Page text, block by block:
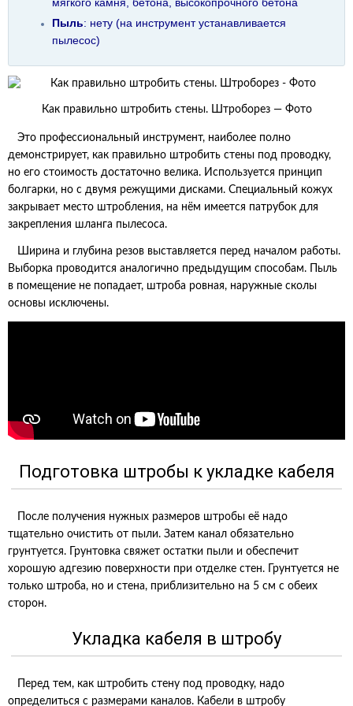
Пыль: нету (на инструмент устанавливается
пылесос)
Как правильно штробить стены. Штроборез — Фото
Это профессиональный инструмент, наиболее полно
демонстрирует, как правильно штробить стены под проводку,
но его стоимость достаточно велика. Используется принцип
болгарки, но с двумя режущими дисками. Специальный кожух
закрывает место штробления, на нём имеется патрубок для
закрепления шланга пылесоса.
Ширина и глубина резов выставляется перед началом работы.
Выборка проводится аналогично предыдущим способам. Пыль
в помещение не попадает, штроба ровная, наружные сколы
основы исключены.
Подготовка штробы к укладке кабеля
После получения нужных размеров штробы её надо
тщательно очистить от пыли. Затем канал обязательно
грунтуется. Грунтовка свяжет остатки пыли и обеспечит
хорошую адгезию поверхности при отделке стен. Грунтуется не
только штроба, но и стена, приблизительно на 5 см с обеих
сторон.
Укладка кабеля в штробу
Перед тем, как штробить стену под проводку, надо
определиться с размерами каналов. Кабели в штробу